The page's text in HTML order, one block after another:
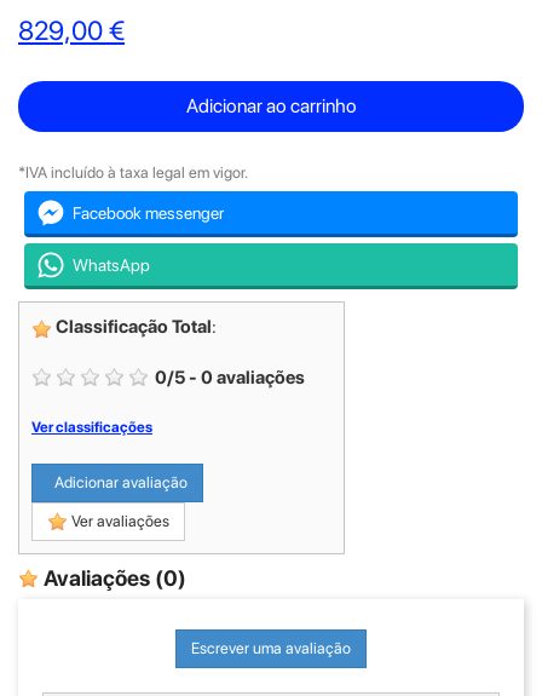
829,00 €
Adicionar ao carrinho
*IVA incluído à taxa legal em vigor.
Facebook messenger
WhatsApp
Classificação Total:
0/5 - 0 avaliações
Ver classificações
Adicionar avaliação
Ver avaliações
Avaliações (0)
Escrever uma avaliação